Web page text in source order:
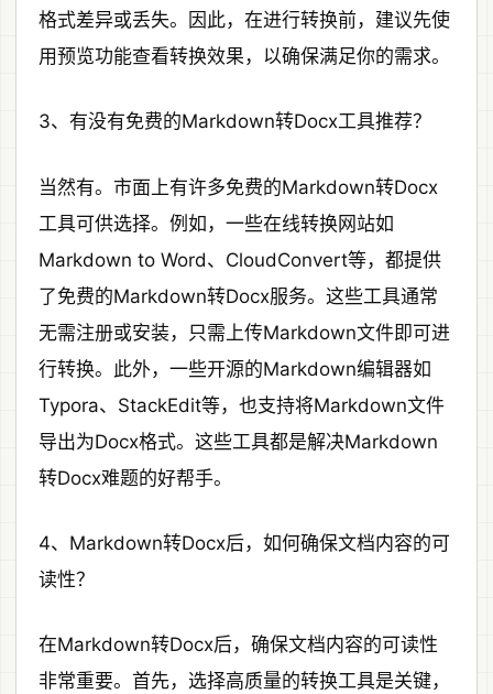
格式差异或丢失。因此，在进行转换前，建议先使
用预览功能查看转换效果，以确保满足你的需求。
3、有没有免费的Markdown转Docx工具推荐？
当然有。市面上有许多免费的Markdown转Docx
工具可供选择。例如，一些在线转换网站如
Markdown to Word、CloudConvert等，都提供
了免费的Markdown转Docx服务。这些工具通常
无需注册或安装，只需上传Markdown文件即可进
行转换。此外，一些开源的Markdown编辑器如
Typora、StackEdit等，也支持将Markdown文件
导出为Docx格式。这些工具都是解决Markdown
转Docx难题的好帮手。
4、Markdown转Docx后，如何确保文档内容的可
读性？
在Markdown转Docx后，确保文档内容的可读性
非常重要。首先，选择高质量的转换工具是关键，